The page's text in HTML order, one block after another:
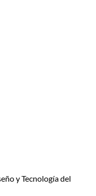
y Tecnología del